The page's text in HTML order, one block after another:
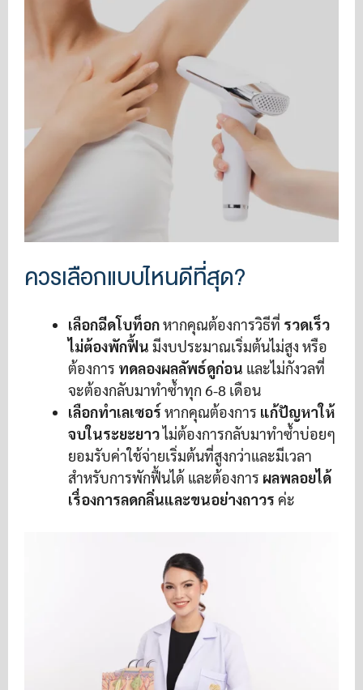
ควรเลือกแบบไหนดีที่สุด?
เลือกฉีดโบท็อกหากคุณต้องการวิธีที่ รวดเร็ว
ไม่ต้องพักฟื้น มีงบประมาณเริ่มต้นไม่สูง หรือ
ต้องการ ทดลองผลลัพธ์ดูก่อน และไม่กังวลที่
จะต้องกลับมาทำซ้ำทุก 6-8 เดือน
เลือกทำเลเซอร์ หากคุณต้องการ แก้ปัญหาให้
จบในระยะยาวไม่ต้องการกลับมาทำซ้ำบ่อยๆ
ยอมรับค่าใช้จ่ายเริ่มต้นที่สูงกว่าและมีเวลา
สำหรับการพักฟื้นได้ และต้องการ ผลพลอยได้
เรื่องการลดกลิ่นและขนอย่างถาวร ค่ะ